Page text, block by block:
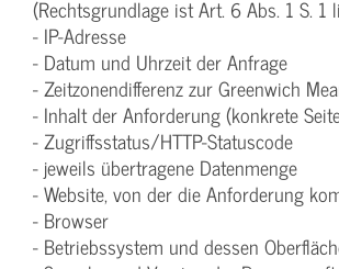
(Rechtsgrundlage ist Art. 6 Abs. 1 S. 1
- IP-Adresse
- Datum und Uhrzeit der Anfrage
- Zeitzonendifferenz zur Greenwich
- Inhalt der Anforderung (konkrete
- Zugriffsstatus/HTTP-Statuscode
- jeweils übertragene Datenmenge
- Website, von der die Anforderung
- Browser
- Betriebssystem und dessen